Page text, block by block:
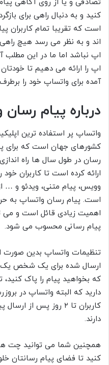
تصادفی و یا از روی آگاهی
کنید و به دنبال راهی برای
است که تقریبا تمام کاربران
اند و به نظر می رسد هیچ راهی
اپ نباشد اما ما در این مطلب
اپ را ارائه می دهیم تا
آمده برای واتساپ خود را
درباره پیام
واتساپ پر استفاده ترین
کشورهای جهان است که برای
رسان در طول سال ها راه
ارائه کرده است تا کاربران
وویس، پیام متنی، ویدئو و …
است. پیام رسان واتساپ به
اهمیت زیادی قائل است و می
پیام رسانی محسوب می شود.
تنظیمات واتساپ بدین صورت
ارسال شده برای یک شخص یک
که بخواهید پیام را پاک
دارید که البته واتساپ در
کاربران تا ۲ روز پس
دارند.
همچنین شما می توانید چت
کنید تا فضای پیام رسانتان